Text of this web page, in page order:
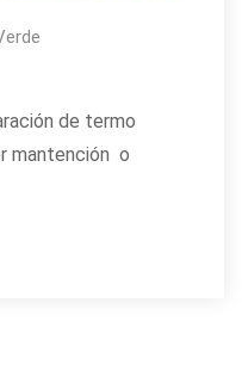
de termo
mantención o